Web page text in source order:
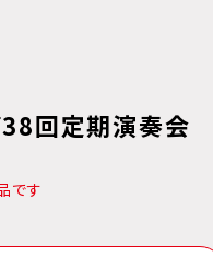
回定期演奏会
です